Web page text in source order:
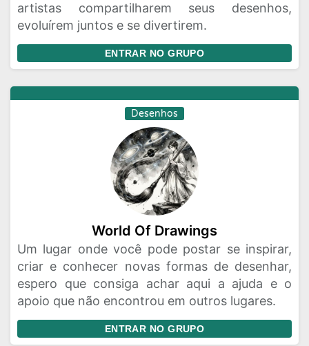
artistas compartilharem seus desenhos,
evoluírem juntos e se divertirem.
ENTRAR NO GRUPO
Desenhos
World Of Drawings
Um lugar onde você pode postar se inspirar,
criar e conhecer novas formas de desenhar,
espero que consiga achar aqui a ajuda e o
apoio que não encontrou em outros lugares.
ENTRAR NO GRUPO